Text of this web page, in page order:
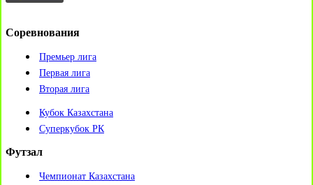
Соревнования
Премьер лига
Первая лига
Вторая лига
Кубок Казахстана
Суперкубок РК
Футзал
Чемпионат Казахстана